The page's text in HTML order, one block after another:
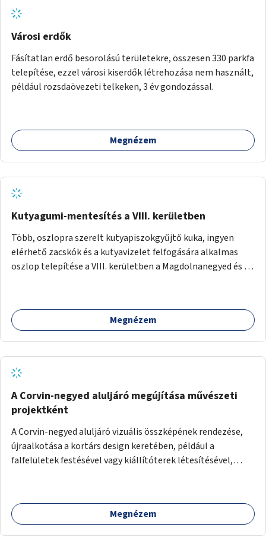
Városi erdők
Fásítatlan erdő besorolású területekre, összesen 330 parkfa
telepítése, ezzel városi kiserdők létrehozása nem használt,
például rozsdaövezeti telkeken, 3 év gondozással.
Megnézem
Kutyagumi-mentesítés a VIII. kerületben
Több, oszlopra szerelt kutyapiszokgyűjtő kuka, ingyen
elérhető zacskók és a kutyavizelet felfogására alkalmas
oszlop telepítése a VIII. kerületben a Magdolnanegyed és a
Megnézem
A Corvin-negyed aluljáró megújítása művészeti
projektként
A Corvin-negyed aluljáró vizuális összképének rendezése,
újraalkotása a kortárs design keretében, például a
falfelületek festésével vagy kiállítóterek létesítésével,
bemutatkozásra, szélesebb körben való ismertségre.
Megnézem